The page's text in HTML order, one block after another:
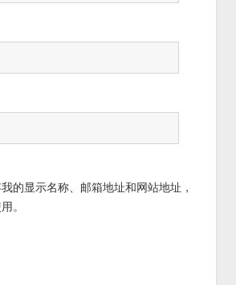
的显示名称、邮箱地址和网站地址，
。